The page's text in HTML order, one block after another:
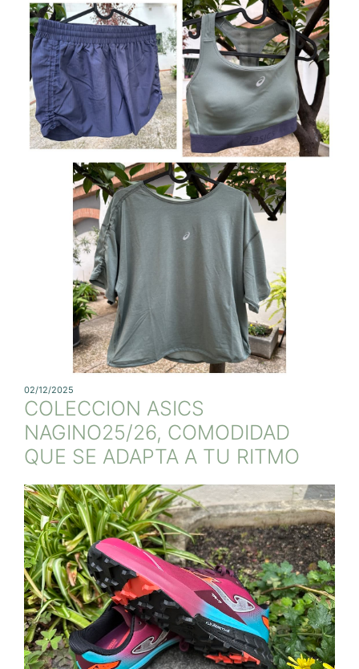
02/12/2025
COLECCION ASICS
NAGINO25/26, COMODIDAD
QUE SE ADAPTA A TU RITMO